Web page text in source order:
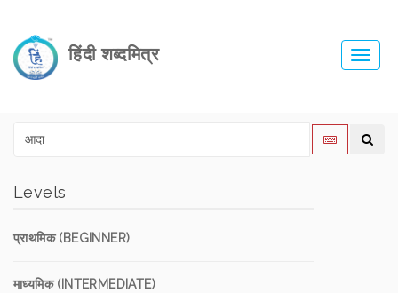
हिंदी शब्दमित्र
Levels
प्राथमिक (BEGINNER)
माध्यमिक (INTERMEDIATE)